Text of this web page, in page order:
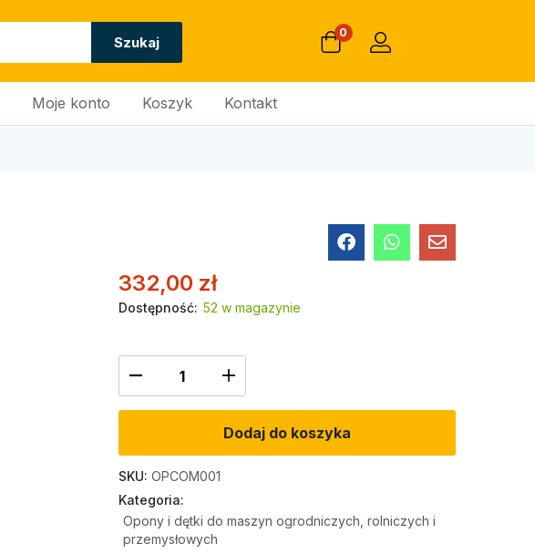
Szukaj
0
Moje konto Koszyk Kontakt
332,00 zł
Dostępność: 52 w magazynie
Dodaj do koszyka
SKU: OPCOM001
Kategoria:
Opony i dętki do maszyn ogrodniczych, rolniczych i
przemysłowych